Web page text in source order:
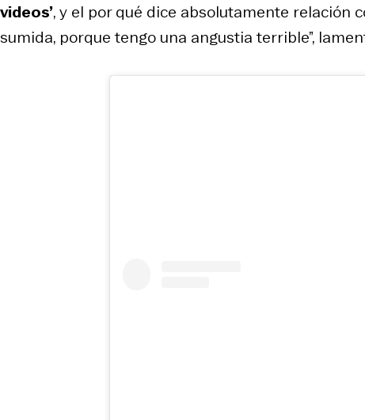
videos’, y el por qué dice absolutamente relación
sumida, porque tengo una angustia terrible”,